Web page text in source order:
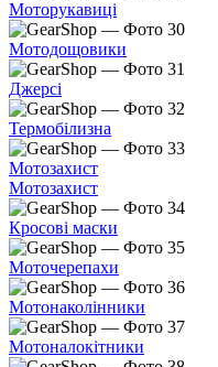
Моторукавиці
Мотодощовики
Джерсі
Термобілизна
Мотозахист
Мотозахист
Кросові маски
Моточерепахи
Мотонаколінники
Мотоналокітники